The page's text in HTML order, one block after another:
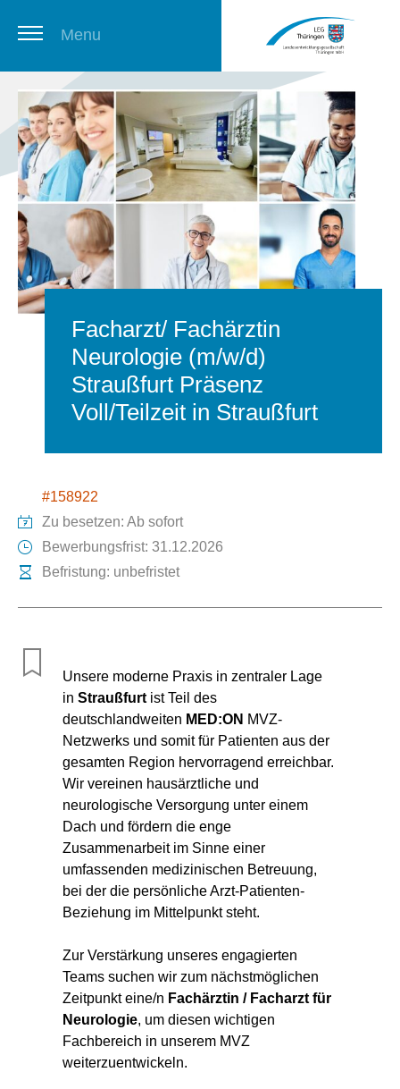
Menu
Thüringer Stellenbörse
Newsletter
Facharzt/ Fachärztin
Neurologie (m/w/d)
Straußfurt Präsenz
Voll/Teilzeit in Straußfurt
#158922
Zu besetzen: Ab sofort
Bewerbungsfrist: 31.12.2026
Befristung: unbefristet
Unsere moderne Praxis in zentraler Lage
in Straußfurt ist Teil des
deutschlandweiten MED:ON MVZ-
Netzwerks und somit für Patienten aus der
gesamten Region hervorragend erreichbar.
Wir vereinen hausärztliche und
neurologische Versorgung unter einem
Dach und fördern die enge
Zusammenarbeit im Sinne einer
umfassenden medizinischen Betreuung,
bei der die persönliche Arzt-Patienten-
Beziehung im Mittelpunkt steht.
Zur Verstärkung unseres engagierten
Teams suchen wir zum nächstmöglichen
Zeitpunkt eine/n Fachärztin / Facharzt für
Neurologie, um diesen wichtigen
Fachbereich in unserem MVZ
weiterzuentwickeln.